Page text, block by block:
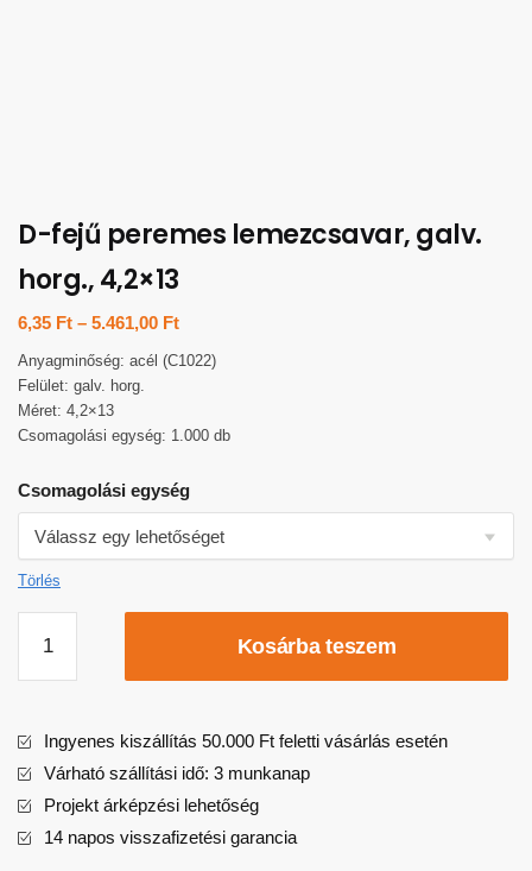
D-fejű peremes lemezcsavar, galv.
horg., 4,2×13
6,35 Ft – 5.461,00 Ft
Anyagminőség: acél (C1022)
Felület: galv. horg.
Méret: 4,2×13
Csomagolási egység: 1.000 db
Csomagolási egység
Törlés
Kosárba teszem
Ingyenes kiszállítás 50.000 Ft feletti vásárlás esetén
Várható szállítási idő: 3 munkanap
Projekt árképzési lehetőség
14 napos visszafizetési garancia